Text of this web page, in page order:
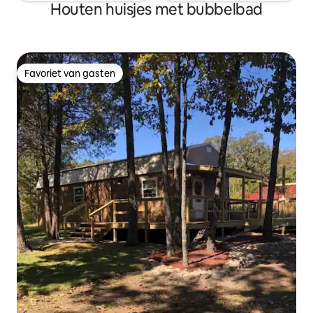
Houten huisjes met bubbelbad
Favoriet van gasten
Favoriet van gasten